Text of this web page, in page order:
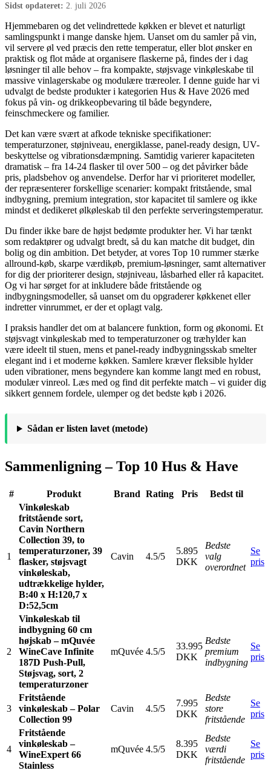
Sidst opdateret: 2. juli 2026
Hjemmebaren og det velindrettede køkken er blevet et naturligt
samlingspunkt i mange danske hjem. Uanset om du samler på vin,
vil servere øl ved præcis den rette temperatur, eller blot ønsker en
praktisk og flot måde at organisere flaskerne på, findes der i dag
løsninger til alle behov – fra kompakte, støjsvage vinkøleskabe til
massive vinlagerskabe og modulære træreoler. I denne guide har vi
udvalgt de bedste produkter i kategorien Hus & Have 2026 med
fokus på vin- og drikkeopbevaring til både begyndere,
feinschmeckere og familier.
Det kan være svært at afkode tekniske specifikationer:
temperaturzoner, støjniveau, energiklasse, panel-ready design, UV-
beskyttelse og vibrationsdæmpning. Samtidig varierer kapaciteten
dramatisk – fra 14-24 flasker til over 500 – og det påvirker både
pris, pladsbehov og anvendelse. Derfor har vi prioriteret modeller,
der repræsenterer forskellige scenarier: kompakt fritstående, smal
indbygning, premium integration, stor kapacitet til samlere og ikke
mindst et dedikeret ølkøleskab til den perfekte serveringstemperatur.
Du finder ikke bare de højst bedømte produkter her. Vi har tænkt
som redaktører og udvalgt bredt, så du kan matche dit budget, din
bolig og din ambition. Det betyder, at vores Top 10 rummer stærke
allround-køb, skarpe værdikøb, premium-løsninger, samt alternativer
for dig der prioriterer design, støjniveau, låsbarhed eller rå kapacitet.
Og vi har sørget for at inkludere både fritstående og
indbygningsmodeller, så uanset om du opgraderer køkkenet eller
indretter vinrummet, er der et oplagt valg.
I praksis handler det om at balancere funktion, form og økonomi. Et
støjsvagt vinkøleskab med to temperaturzoner og træhylder kan
være ideelt til stuen, mens et panel-ready indbygningsskab smelter
elegant ind i et moderne køkken. Samlere kræver fleksible hylder
uden vibrationer, mens begyndere kan komme langt med en robust,
modulær vinreol. Læs med og find dit perfekte match – vi guider dig
sikkert gennem fordele, ulemper og det bedste køb i 2026.
Sådan er listen lavet (metode)
Sammenligning – Top 10 Hus & Have
# Produkt Brand Rating Pris Bedst til
1
Vinkøleskab
fritstående sort,
Cavin Northern
Collection 39, to
temperaturzoner, 39
flasker, støjsvagt
vinkøleskab,
udtrækkelige hylder,
B:40 x H:120,7 x
D:52,5cm
Cavin 4.5/5
5.895
DKK
Bedste
valg
overordnet
Se
pris
2
Vinkøleskab til
indbygning 60 cm
højskab – mQuvée
WineCave Infinite
187D Push-Pull,
Støjsvag, sort, 2
temperaturzoner
mQuvée 4.5/5
33.995
DKK
Bedste
premium
indbygning
Se
pris
3
Fritstående
vinkøleskab – Polar
Collection 99
Cavin 4.5/5
7.995
DKK
Bedste
store
fritstående
Se
pris
4
Fritstående
vinkøleskab –
WineExpert 66
Stainless
mQuvée 4.5/5
8.395
DKK
Bedste
værdi
fritstående
Se
pris